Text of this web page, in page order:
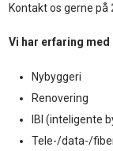
Kontakt os gerne på
Vi har erfaring
Nybyggeri
Renovering
IBI (inteligente
Tele-/data-/